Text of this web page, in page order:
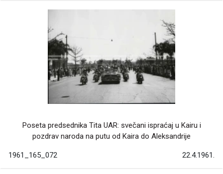
Poseta predsednika Tita UAR: svečani ispraćaj u Kairu i
pozdrav naroda na putu od Kaira do Aleksandrije
1961_165_072 22.4.1961.